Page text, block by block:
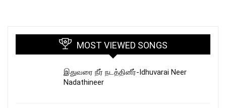
MOST VIEWED SONGS
இதுவரை நீர் நடத்தினீர்-Idhuvarai Neer
Nadathineer